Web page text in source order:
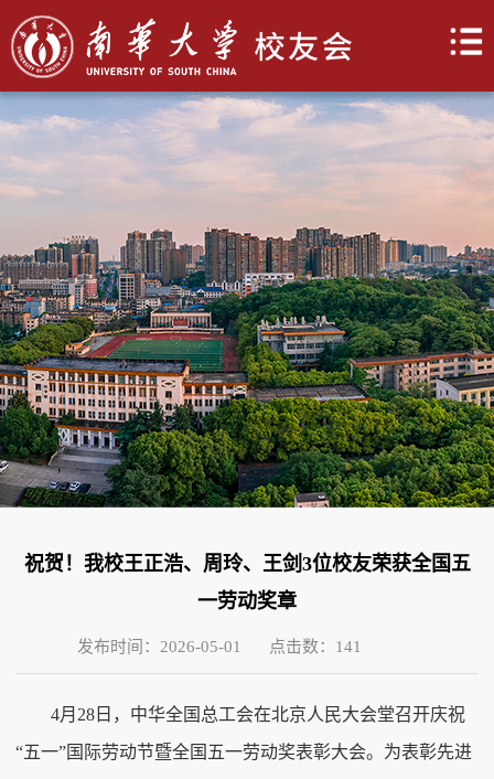
祝贺！我校王正浩、周玲、王剑3位校友荣获全国五
一劳动奖章
发布时间：2026-05-01 点击数： 141
4月28日，中华全国总工会在北京人民大会堂召开庆祝
“五一”国际劳动节暨全国五一劳动奖表彰大会。为表彰先进